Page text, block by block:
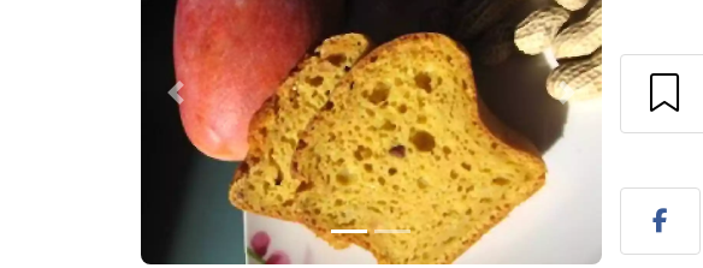
Précédent Suivant